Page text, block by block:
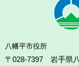
八幡平市役所
〒028-7397 岩手県